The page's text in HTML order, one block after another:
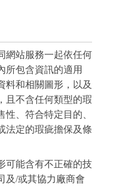
網站服務一起依任何
所包含資訊的適用
料和相關圖形，以及
且不含任何類型的瑕
、符合特定目的、
法定的瑕疵擔保及條
可能含有不正確的技
及/或其協力廠商會